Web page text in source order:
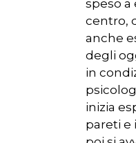
speso a
centro,
anche
degli
in
inizia
pareti e